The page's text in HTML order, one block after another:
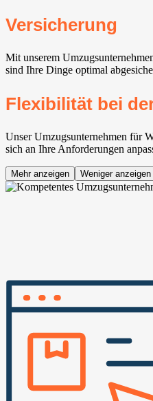
Versicherung
Mit unserem
sind Ihre Dinge optimal
Flexibilität bei
Unser Umzugsunternehmen für
sich an Ihre Anforderungen
Mehr anzeigen Weniger anzeigen